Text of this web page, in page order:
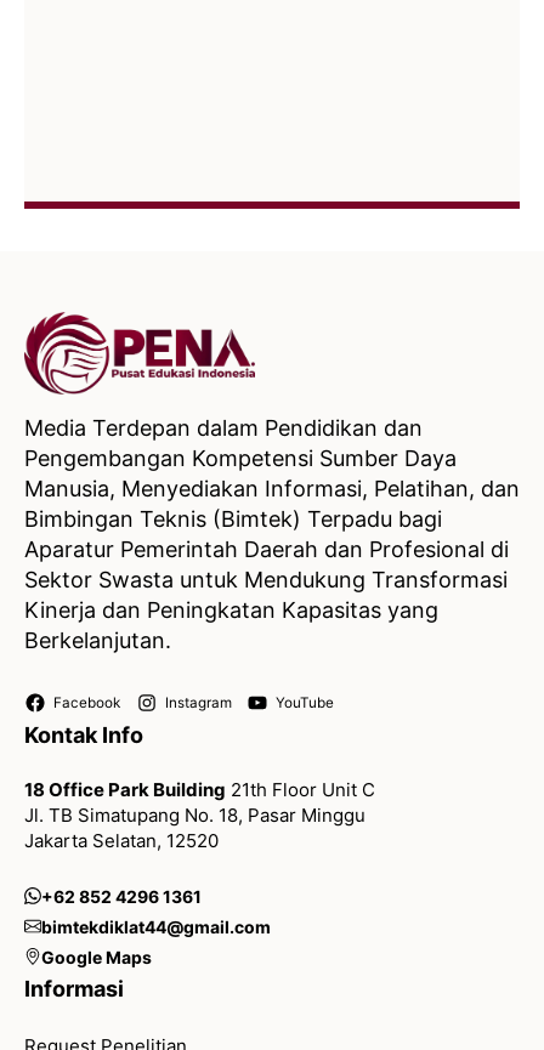
Media Terdepan dalam Pendidikan dan
Pengembangan Kompetensi Sumber Daya
Manusia, Menyediakan Informasi, Pelatihan, dan
Bimbingan Teknis (Bimtek) Terpadu bagi
Aparatur Pemerintah Daerah dan Profesional di
Sektor Swasta untuk Mendukung Transformasi
Kinerja dan Peningkatan Kapasitas yang
Berkelanjutan.
Facebook Instagram YouTube
Kontak Info
18 Office Park Building 21th Floor Unit C
Jl. TB Simatupang No. 18, Pasar Minggu
Jakarta Selatan, 12520
+62 852 4296 1361
bimtekdiklat44@gmail.com
Google Maps
Informasi
Request Penelitian